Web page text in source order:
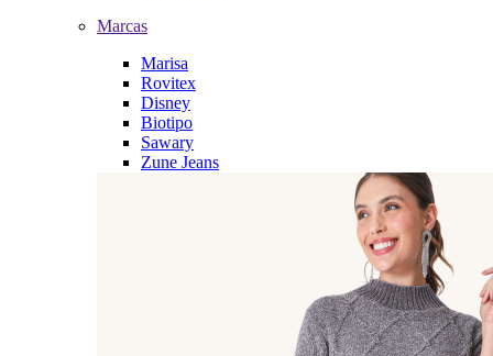
Marcas
Marisa
Rovitex
Disney
Biotipo
Sawary
Zune Jeans